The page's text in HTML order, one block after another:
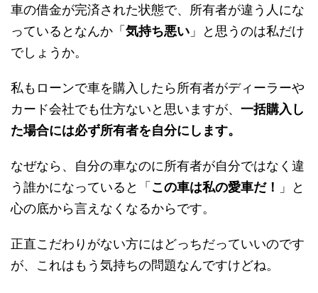
車の借金が完済された状態で、所有者が違う人にな
っているとなんか「 気持ち悪い 」と思うのは私だけ
でしょうか。
私もローンで車を購入したら所有者がディーラーや
カード会社でも仕方ないと思いますが、 一括購入し
た場合には必ず所有者を自分にします。
なぜなら、自分の車なのに所有者が自分ではなく違
う誰かになっていると「 この車は私の愛車だ！
」と
心の底から言えなくなるからです。
正直こだわりがない方にはどっちだっていいのです
が、これはもう気持ちの問題なんですけどね。